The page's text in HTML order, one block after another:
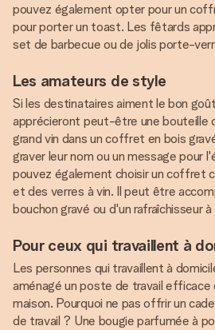
pouvez également opter pour un
pour porter un toast. Les fêtards
set de barbecue ou de jolis porte-
Les amateurs de style
Si les destinataires aiment le bon
apprécieront peut-être une bouteille
grand vin dans un coffret en bois
graver leur nom ou un message pour
pouvez également choisir un coffret
et des verres à vin. Il peut être
bouchon gravé ou d'un rafraîchisseur à
Pour ceux qui travaillent à
Les personnes qui travaillent à
aménagé un poste de travail efficace
maison. Pourquoi ne pas offrir un
de travail ? Une bougie parfumée à